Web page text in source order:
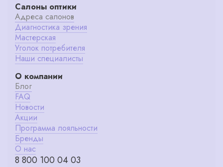
Салоны оптики
Адреса салонов
Диагностика зрения
Мастерская
Уголок потребителя
Наши специалисты
О компании
Блог
FAQ
Новости
Акции
Программа лояльности
Бренды
О нас
8 800 100 04 03